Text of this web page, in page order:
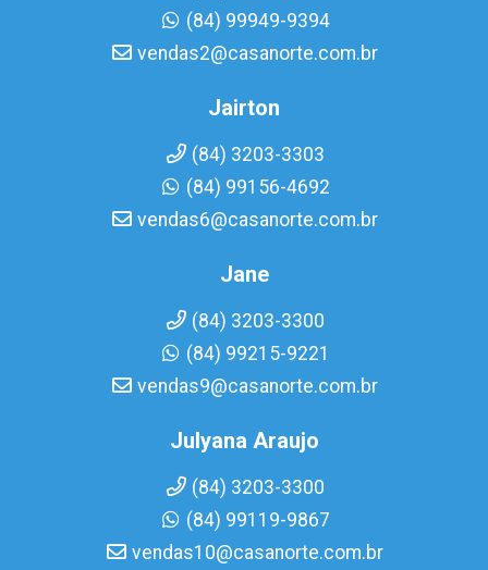
(84) 99949-9394
vendas2@casanorte.com.br
Jairton
(84) 3203-3303
(84) 99156-4692
vendas6@casanorte.com.br
Jane
(84) 3203-3300
(84) 99215-9221
vendas9@casanorte.com.br
Julyana Araujo
(84) 3203-3300
(84) 99119-9867
vendas10@casanorte.com.br